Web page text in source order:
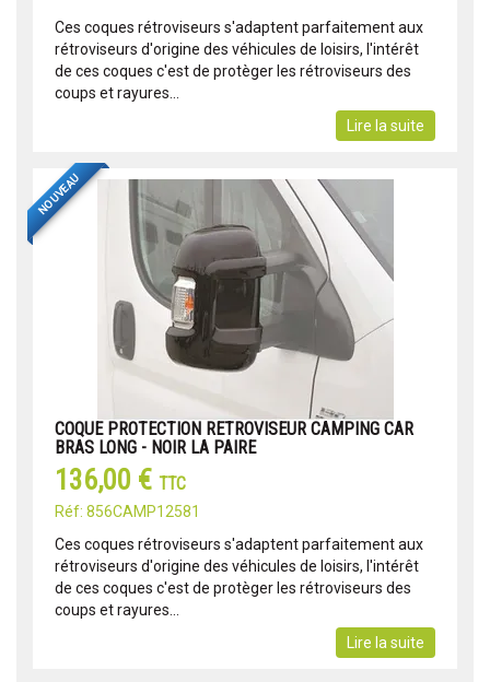
Ces coques rétroviseurs s'adaptent parfaitement aux
rétroviseurs d'origine des véhicules de loisirs, l'intérêt
de ces coques c'est de protèger les rétroviseurs des
coups et rayures...
Lire la suite
NOUVEAU
COQUE PROTECTION RETROVISEUR CAMPING CAR
BRAS LONG - NOIR LA PAIRE
136,00 € TTC
Réf: 856CAMP12581
Ces coques rétroviseurs s'adaptent parfaitement aux
rétroviseurs d'origine des véhicules de loisirs, l'intérêt
de ces coques c'est de protèger les rétroviseurs des
coups et rayures...
Lire la suite